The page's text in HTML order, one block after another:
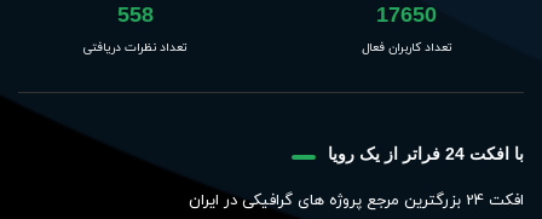
17650
تعداد کاربران فعال
558
تعداد نظرات دریافتی
با افکت 24 فراتر از یک رویا
افکت 24 بزرگترین مرجع پروژه های گرافیکی در ایران